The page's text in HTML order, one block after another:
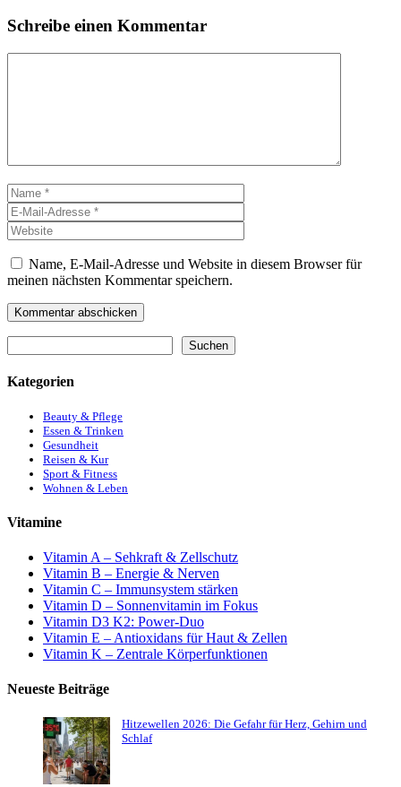
Schreibe einen Kommentar
Name
Mail-
Adresse
Name, E-Mail-Adresse und Website in diesem Browser für
meinen nächsten Kommentar speichern.
Suchen
Kategorien
Beauty & Pflege
Essen & Trinken
Gesundheit
Reisen & Kur
Sport & Fitness
Wohnen & Leben
Vitamine
Vitamin A – Sehkraft & Zellschutz
Vitamin B – Energie & Nerven
Vitamin C – Immunsystem stärken
Vitamin D – Sonnenvitamin im Fokus
Vitamin D3 K2: Power-Duo
Vitamin E – Antioxidans für Haut & Zellen
Vitamin K – Zentrale Körperfunktionen
Neueste Beiträge
Hitzewellen 2026: Die Gefahr für Herz, Gehirn und
Schlaf